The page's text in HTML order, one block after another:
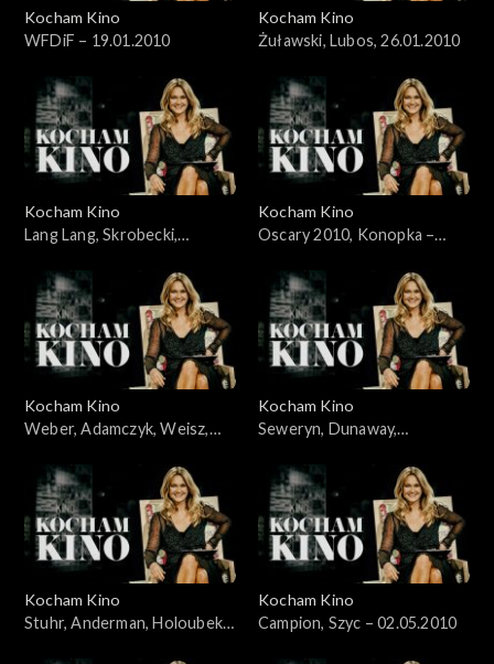
Kocham Kino
WFDiF – 19.01.2010
Kocham Kino
Żuławski, Lubos, 26.01.2010
Kocham Kino
Lang Lang, Skrobecki,
Kocham Kino
Oscary 2010, Konopka –
Kocham Kino
Weber, Adamczyk, Weisz,
Kocham Kino
Seweryn, Dunaway,
Kocham Kino
Stuhr, Anderman, Holoubek –
Kocham Kino
Campion, Szyc – 02.05.2010